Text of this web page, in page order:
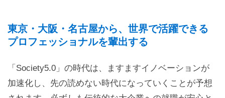
東京・大阪・名古屋から、世界で活躍できる
プロフェッショナルを輩出する
「Society5.0」の時代は、ますますイノベーションが
加速化し、先の読めない時代になっていくことが予想